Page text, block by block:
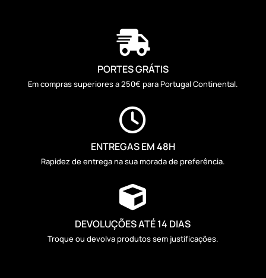

PORTES GRÁTIS
Em compras superiores a 250€ para Portugal Continental.

ENTREGAS EM 48H
Rapidez de entrega na sua morada de preferência.

DEVOLUÇÕES ATÉ 14 DIAS
Troque ou devolva produtos sem justificações.